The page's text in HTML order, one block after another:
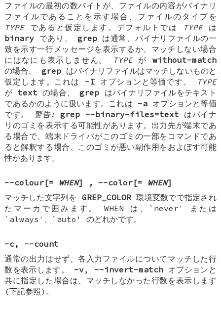
ファイルの最初の数バイトが、ファイルの内容がバイナリ
ファイルであることを示す場合、ファイルのタイプを
TYPEであると仮定します。デフォルトでは TYPEは
binary であり、 grepは通常、バイナリファイルの一
致を示す一行メッセージを表示するか、マッチしない場合
にはなにも表示しません。
TYPEが without-match
の場合、 grepはバイナリファイルはマッチしないものと
仮定します。これは -Iオプションと等価です。
TYPE
が text の場合、grep はバイナリファイルをテキスト
であるかのように扱います。これは -aオプションと等価
です。 警告: grep --binary-files=text はバイナ
リのゴミを表示する可能性があります。出力先が端末であ
る場合で、端末ドライバがこのゴミの一部をコマンドであ
ると解釈する場合、このゴミが悪い副作用をおよぼす可能
性があります。
--colour[= WHEN] , --color[= WHEN]
マッチした文字列を GREP_COLOR 環境変数でで指定され
たマーカで囲みます。 WHEN は、`never' または
`always'、`auto' のどれかです。
-c, --count
通常の出力はせず、各入力ファイルについてマッチした行
数を表示します。 -v, --invert-matchオプションと
共に指定した場合は、マッチしなかった行数を表示します
(下記参照)。